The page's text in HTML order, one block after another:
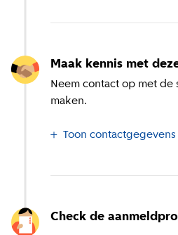
Maak kennis met
Neem contact op met de
maken.
Toon contactgegevens
Check de